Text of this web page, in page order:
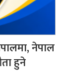
नेपाल
हुने